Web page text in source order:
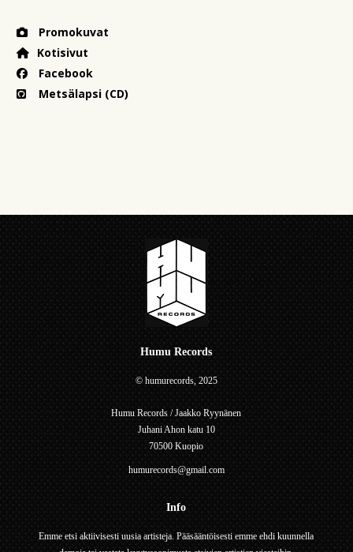
Promokuvat
Kotisivut
Facebook
Metsälapsi (CD)
Humu Records
© humurecords, 2025
Humu Records / Jaakko Ryynänen
Juhani Ahon katu 10
70500 Kuopio
humurecords@gmail.com
Info
Emme etsi aktiivisesti uusia artisteja. Pääsääntöisesti emme ehdi kuunnella